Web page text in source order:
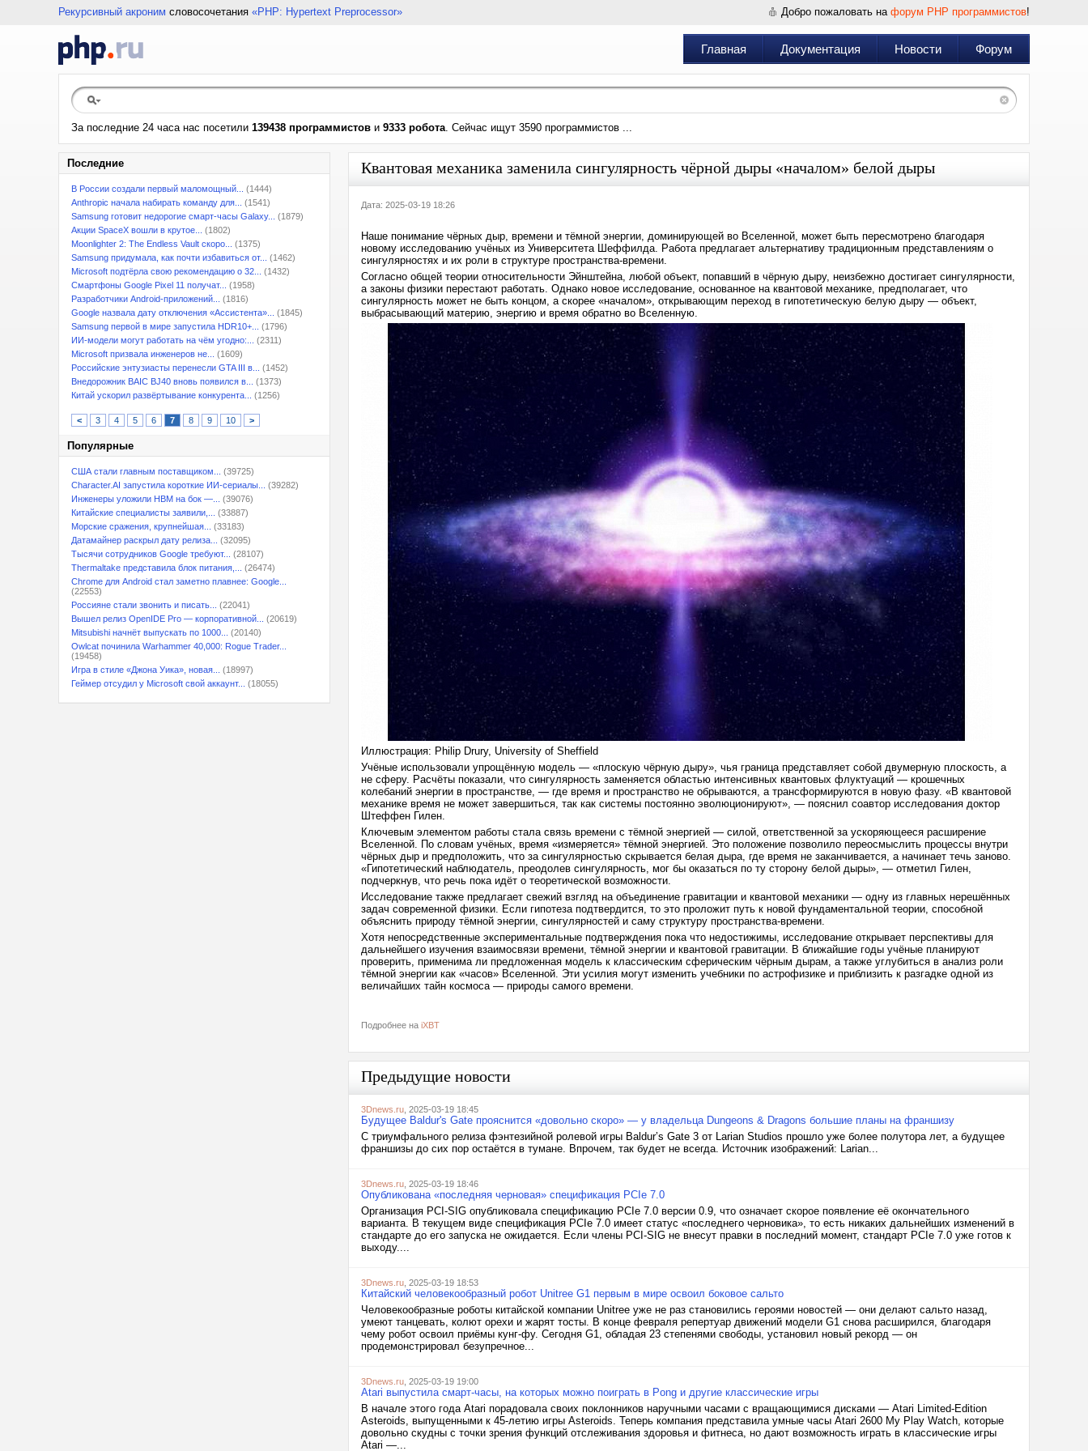
Рекурсивный акроним словосочетания «PHP: Hypertext Preprocessor» Добро пожаловать на форум PHP программистов!
Главная Документация Новости Форум
За последние 24 часа нас посетили 139438 программистов и 9333 робота. Сейчас ищут 3590 программистов ...
Последние
В России создали первый маломощный...
(1444)
Anthropic начала набирать команду для...
(1541)
Samsung готовит недорогие смарт-часы Galaxy...
(1879)
Акции SpaceX вошли в крутое...
(1802)
Moonlighter 2: The Endless Vault скоро...
(1375)
Samsung придумала, как почти избавиться от...
(1462)
Microsoft подтёрла свою рекомендацию о 32...
(1432)
Смартфоны Google Pixel 11 получат...
(1958)
Разработчики Android-приложений...
(1816)
Google назвала дату отключения «Ассистента»...
(1845)
Samsung первой в мире запустила HDR10+...
(1796)
ИИ-модели могут работать на чём угодно:...
(2311)
Microsoft призвала инженеров не...
(1609)
Российские энтузиасты перенесли GTA III в...
(1452)
Внедорожник BAIC BJ40 вновь появился в...
(1373)
Китай ускорил развёртывание конкурента...
(1256)
< 3 4 5 6 7 8 9 10 >
Популярные
США стали главным поставщиком...
(39725)
Character.AI запустила короткие ИИ-сериалы...
(39282)
Инженеры уложили HBM на бок —...
(39076)
Китайские специалисты заявили,...
(33887)
Морские сражения, крупнейшая...
(33183)
Датамайнер раскрыл дату релиза...
(32095)
Тысячи сотрудников Google требуют...
(28107)
Thermaltake представила блок питания,...
(26474)
Chrome для Android стал заметно плавнее: Google...
(22553)
Россияне стали звонить и писать...
(22041)
Вышел релиз OpenIDE Pro — корпоративной...
(20619)
Mitsubishi начнёт выпускать по 1000...
(20140)
Owlcat починила Warhammer 40,000: Rogue Trader...
(19458)
Игра в стиле «Джона Уика», новая...
(18997)
Геймер отсудил у Microsoft свой аккаунт...
(18055)
Квантовая механика заменила сингулярность чёрной дыры «началом» белой дыры
Дата: 2025-03-19 18:26
Наше понимание чёрных дыр, времени и тёмной энергии, доминирующей во Вселенной, может быть пересмотрено благодаря
новому исследованию учёных из Университета Шеффилда. Работа предлагает альтернативу традиционным представлениям о
сингулярностях и их роли в структуре пространства-времени.
Согласно общей теории относительности Эйнштейна, любой объект, попавший в чёрную дыру, неизбежно достигает сингулярности,
а законы физики перестают работать. Однако новое исследование, основанное на квантовой механике, предполагает, что
сингулярность может не быть концом, а скорее «началом», открывающим переход в гипотетическую белую дыру — объект,
выбрасывающий материю, энергию и время обратно во Вселенную.
Иллюстрация: Philip Drury, University of Sheffield
Учёные использовали упрощённую модель — «плоскую чёрную дыру», чья граница представляет собой двумерную плоскость, а
не сферу. Расчёты показали, что сингулярность заменяется областью интенсивных квантовых флуктуаций — крошечных
колебаний энергии в пространстве, — где время и пространство не обрываются, а трансформируются в новую фазу. «В квантовой
механике время не может завершиться, так как системы постоянно эволюционируют», — пояснил соавтор исследования доктор
Штеффен Гилен.
Ключевым элементом работы стала связь времени с тёмной энергией — силой, ответственной за ускоряющееся расширение
Вселенной. По словам учёных, время «измеряется» тёмной энергией. Это положение позволило переосмыслить процессы внутри
чёрных дыр и предположить, что за сингулярностью скрывается белая дыра, где время не заканчивается, а начинает течь заново.
«Гипотетический наблюдатель, преодолев сингулярность, мог бы оказаться по ту сторону белой дыры», — отметил Гилен,
подчеркнув, что речь пока идёт о теоретической возможности.
Исследование также предлагает свежий взгляд на объединение гравитации и квантовой механики — одну из главных нерешённых
задач современной физики. Если гипотеза подтвердится, то это проложит путь к новой фундаментальной теории, способной
объяснить природу тёмной энергии, сингулярностей и саму структуру пространства-времени.
Хотя непосредственные экспериментальные подтверждения пока что недостижимы, исследование открывает перспективы для
дальнейшего изучения взаимосвязи времени, тёмной энергии и квантовой гравитации. В ближайшие годы учёные планируют
проверить, применима ли предложенная модель к классическим сферическим чёрным дырам, а также углубиться в анализ роли
тёмной энергии как «часов» Вселенной. Эти усилия могут изменить учебники по астрофизике и приблизить к разгадке одной из
величайших тайн космоса — природы самого времени.
Подробнее на iXBT
Предыдущие новости
3Dnews.ru , 2025-03-19 18:45
Будущее Baldur's Gate прояснится «довольно скоро» — у владельца Dungeons & Dragons большие планы на франшизу
С триумфального релиза фэнтезийной ролевой игры Baldur’s Gate 3 от Larian Studios прошло уже более полутора лет, а будущее
франшизы до сих пор остаётся в тумане. Впрочем, так будет не всегда. Источник изображений: Larian...
3Dnews.ru , 2025-03-19 18:46
Опубликована «последняя черновая» спецификация PCIe 7.0
Организация PCI-SIG опубликовала спецификацию PCIe 7.0 версии 0.9, что означает скорое появление её окончательного
варианта. В текущем виде спецификация PCIe 7.0 имеет статус «последнего черновика», то есть никаких дальнейших изменений в
стандарте до его запуска не ожидается. Если члены PCI-SIG не внесут правки в последний момент, стандарт PCIe 7.0 уже готов к
выходу....
3Dnews.ru , 2025-03-19 18:53
Китайский человекообразный робот Unitree G1 первым в мире освоил боковое сальто
Человекообразные роботы китайской компании Unitree уже не раз становились героями новостей — они делают сальто назад,
умеют танцевать, колют орехи и жарят тосты. В конце февраля репертуар движений модели G1 снова расширился, благодаря
чему робот освоил приёмы кунг-фу. Сегодня G1, обладая 23 степенями свободы, установил новый рекорд — он
продемонстрировал безупречное...
3Dnews.ru , 2025-03-19 19:00
Atari выпустила смарт-часы, на которых можно поиграть в Pong и другие классические игры
В начале этого года Atari порадовала своих поклонников наручными часами с вращающимися дисками — Atari Limited-Edition
Asteroids, выпущенными к 45-летию игры Asteroids. Теперь компания представила умные часы Atari 2600 My Play Watch, которые
довольно скудны с точки зрения функций отслеживания здоровья и фитнеса, но дают возможность играть в классические игры
Atari —...